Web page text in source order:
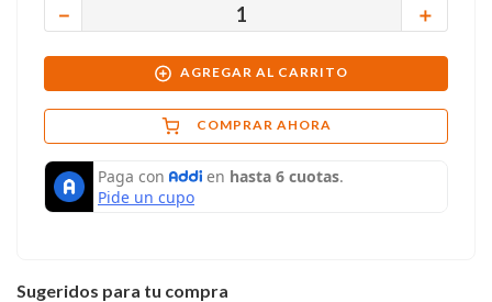
＋
－
AGREGAR AL CARRITO
COMPRAR AHORA
Sugeridos para tu compra